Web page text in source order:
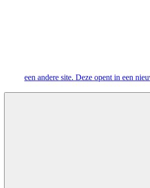
een andere site. Deze opent in een